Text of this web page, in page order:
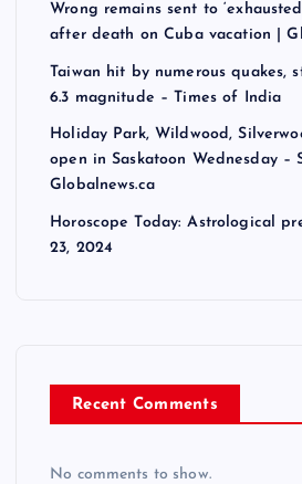
Wrong remains sent to
after death on Cuba vacation |
Taiwan hit by numerous quakes,
6.3 magnitude – Times of India
Holiday Park, Wildwood,
open in Saskatoon Wednesday –
Globalnews.ca
Horoscope Today: Astrological
23, 2024
Recent Comments
No comments to show.